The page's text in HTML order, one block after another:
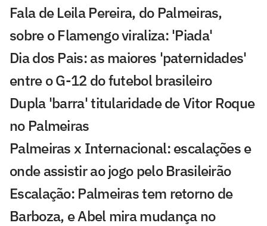
Fala de Leila Pereira, do Palmeiras,
sobre o Flamengo viraliza: 'Piada'
Dia dos Pais: as maiores 'paternidades'
entre o G-12 do futebol brasileiro
Dupla 'barra' titularidade de Vitor Roque
no Palmeiras
Palmeiras x Internacional: escalações e
onde assistir ao jogo pelo Brasileirão
Escalação: Palmeiras tem retorno de
Barboza, e Abel mira mudança no